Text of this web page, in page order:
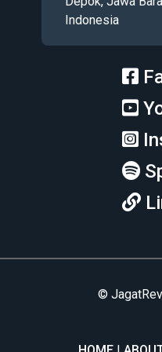
Indonesia
©